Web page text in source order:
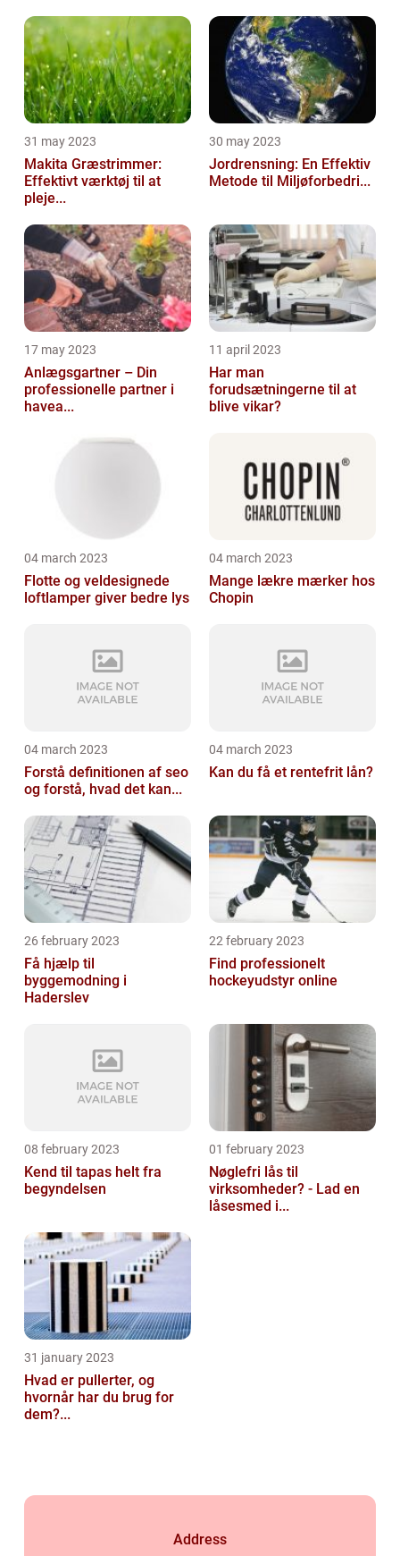
31 may 2023
Makita Græstrimmer:
Effektivt værktøj til at
pleje...
30 may 2023
Jordrensning: En Effektiv
Metode til Miljøforbedri...
17 may 2023
Anlægsgartner – Din
professionelle partner i
havea...
11 april 2023
Har man
forudsætningerne til at
blive vikar?
04 march 2023
Flotte og veldesignede
loftlamper giver bedre lys
04 march 2023
Mange lækre mærker hos
Chopin
04 march 2023
Forstå definitionen af seo
og forstå, hvad det kan...
04 march 2023
Kan du få et rentefrit lån?
26 february 2023
Få hjælp til
byggemodning i
Haderslev
22 february 2023
Find professionelt
hockeyudstyr online
08 february 2023
Kend til tapas helt fra
begyndelsen
01 february 2023
Nøglefri lås til
virksomheder? - Lad en
låsesmed i...
31 january 2023
Hvad er pullerter, og
hvornår har du brug for
dem?...
Address